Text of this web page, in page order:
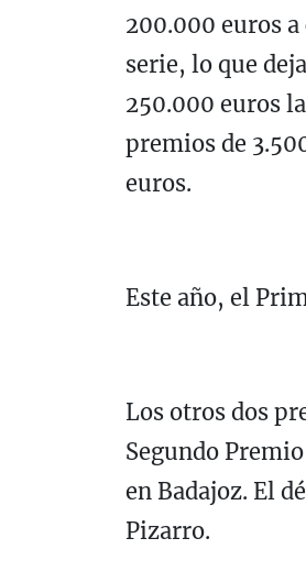
200.000 euros
serie, lo que
250.000 euros
premios de
euros.
Este año, el
Los otros dos
Segundo
en Badajoz. El
Pizarro.